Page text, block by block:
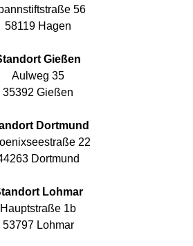
56
58119 Hagen
Gießen
Aulweg 35
35392 Gießen
Dortmund
22
Dortmund
Lohmar
Hauptstraße 1b
53797 Lohmar